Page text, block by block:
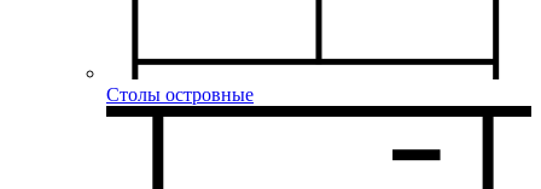
Столы островные